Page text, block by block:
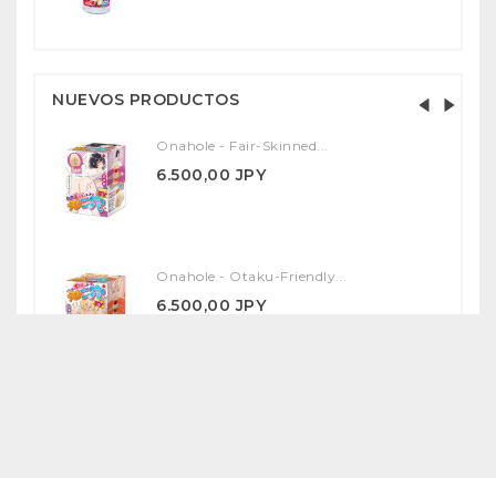
NUEVOS PRODUCTOS
Onahole - Fair-Skinned...
6.500,00 JPY
Onahole - Otaku-Friendly...
6.500,00 JPY